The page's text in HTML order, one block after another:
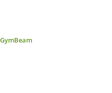
GymBeam